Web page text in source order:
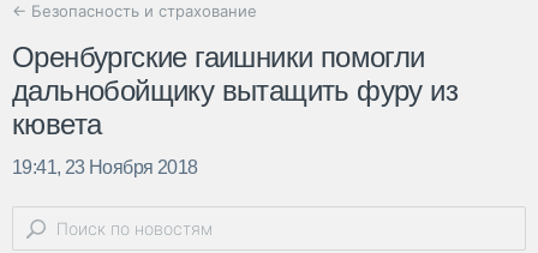
← Безопасность и страхование
Оренбургские гаишники помогли
дальнобойщику вытащить фуру из
кювета
19:41, 23 Ноября 2018